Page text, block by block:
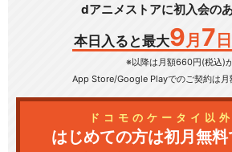
dアニメストアに初入会の
本日入ると最大9 月 7 日
※以降は月額660円(税込)
App Store/Google Playでのご契約は
ドコモのケータイ以
はじめての方は初月無